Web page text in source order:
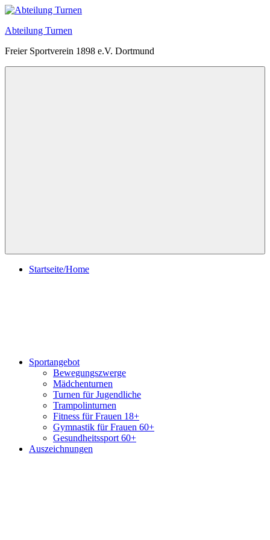
Zum
springen
Abteilung Turnen
Freier Sportverein 1898 e.V. Dortmund
Startseite/Home
Sportangebot
Bewegungszwerge
Mädchenturnen
Turnen für Jugendliche
Trampolinturnen
Fitness für Frauen 18+
Gymnastik für Frauen 60+
Gesundheitssport 60+
Auszeichnungen